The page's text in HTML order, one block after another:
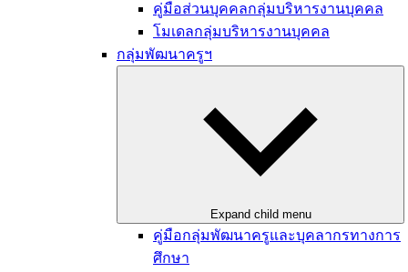
คู่มือส่วนบุคคลกลุ่มบริหารงานบุคคล
โมเดลกลุ่มบริหารงานบุคคล
กลุ่มพัฒนาครูฯ
Expand child menu
คู่มือกลุ่มพัฒนาครูและบุคลากรทางการ
ศึกษา